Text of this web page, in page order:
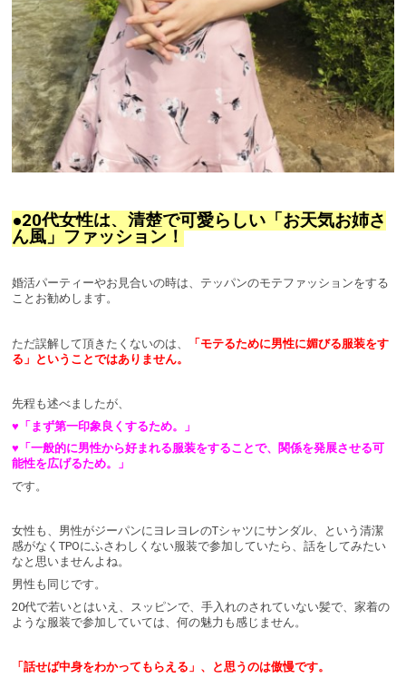
●20代女性は、清楚で可愛らしい「お天気お姉さ
ん風」ファッション！
婚活パーティーやお見合いの時は、テッパンのモテファッションをする
ことお勧めします。
ただ誤解して頂きたくないのは、
「モテるために男性に媚びる服装をす
る」ということではありません。
先程も述べましたが、
♥「まず第一印象良くするため。」
♥「一般的に男性から好まれる服装をすることで、関係を発展させる可
能性を広げるため。」
です。
女性も、男性がジーパンにヨレヨレのTシャツにサンダル、という清潔
感がなくTPOにふさわしくない服装で参加していたら、話をしてみたい
なと思いませんよね。
男性も同じです。
20代で若いとはいえ、スッピンで、手入れのされていない髪で、家着の
ような服装で参加していては、何の魅力も感じません。
「話せば中身をわかってもらえる」、と思うのは傲慢です。